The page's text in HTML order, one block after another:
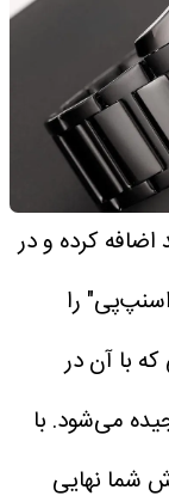
کرده و در
را
که با آن در
می‌شود. با
شما نهایی